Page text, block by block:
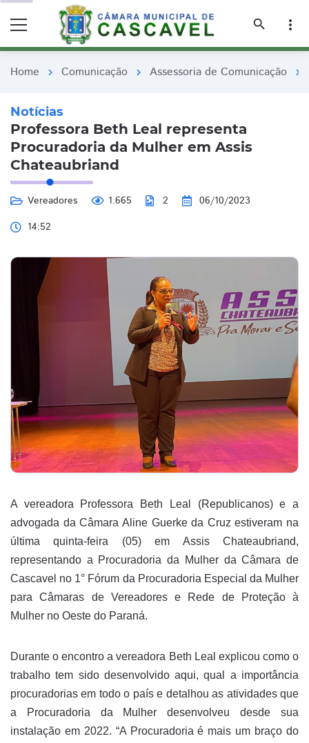
search
more_vert
Home chevron_right Comunicação chevron_right Assessoria de Comunicação chevron_right
Notícias
​Professora Beth Leal representa
Procuradoria da Mulher em Assis
Chateaubriand
Vereadores 1.665 2
06/10/2023
14:52
A vereadora Professora Beth Leal (Republicanos) e a
advogada da Câmara Aline Guerke da Cruz estiveram na
última quinta-feira (05) em Assis Chateaubriand,
representando a Procuradoria da Mulher da Câmara de
Cascavel no 1° Fórum da Procuradoria Especial da Mulher
para Câmaras de Vereadores e Rede de Proteção à
Mulher no Oeste do Paraná.
Durante o encontro a vereadora Beth Leal explicou como o
trabalho tem sido desenvolvido aqui, qual a importância
procuradorias em todo o país e detalhou as atividades que
a Procuradoria da Mulher desenvolveu desde sua
instalação em 2022. “A Procuradoria é mais um braço do